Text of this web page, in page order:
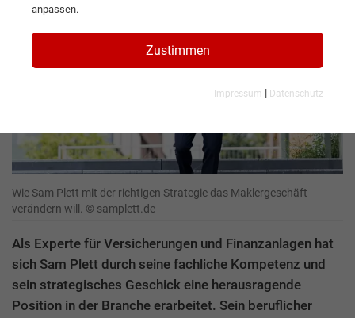
Wie Sam Plett mit der richtigen Strategie das Maklergeschäft
verändern will. © samplett.de
Als Experte für Versicherungen und Finanzanlagen hat
sich Sam Plett durch seine fachliche Kompetenz und
sein strategisches Geschick eine herausragende
Position in der Branche erarbeitet. Sein beruflicher
anpassen.
Zustimmen
Impressum | Datenschutz